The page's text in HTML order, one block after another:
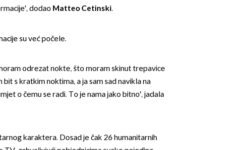
dodao Matteo Cetinski.
su već počele.
odrezat nokte, što moram skinut trepavice
s kratkim noktima, a ja sam sad navikla na
o čemu se radi. To je nama jako bitno', jadala
karaktera. Dosad je čak 26 humanitarnih